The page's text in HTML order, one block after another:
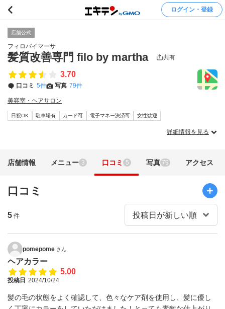
ログイン・登録
店舗公式
フィロバイマーサ
髪質改善専門 filo by martha 共有
3.70
口コミ 5件 写真 79件
美容室・ヘアサロン
日祝OK 駐車場有 カード可 電子マネー決済可 女性歓迎
詳細情報を見る
店舗情報 メニュー 3 口コミ 5 写真 79 アクセス
口コミ
5 件
pomepome さん
ヘアカラー
5.00
投稿日 2024/10/24
髪の毛の状態をよく確認して、色々なケア剤を使用し、髪に優し